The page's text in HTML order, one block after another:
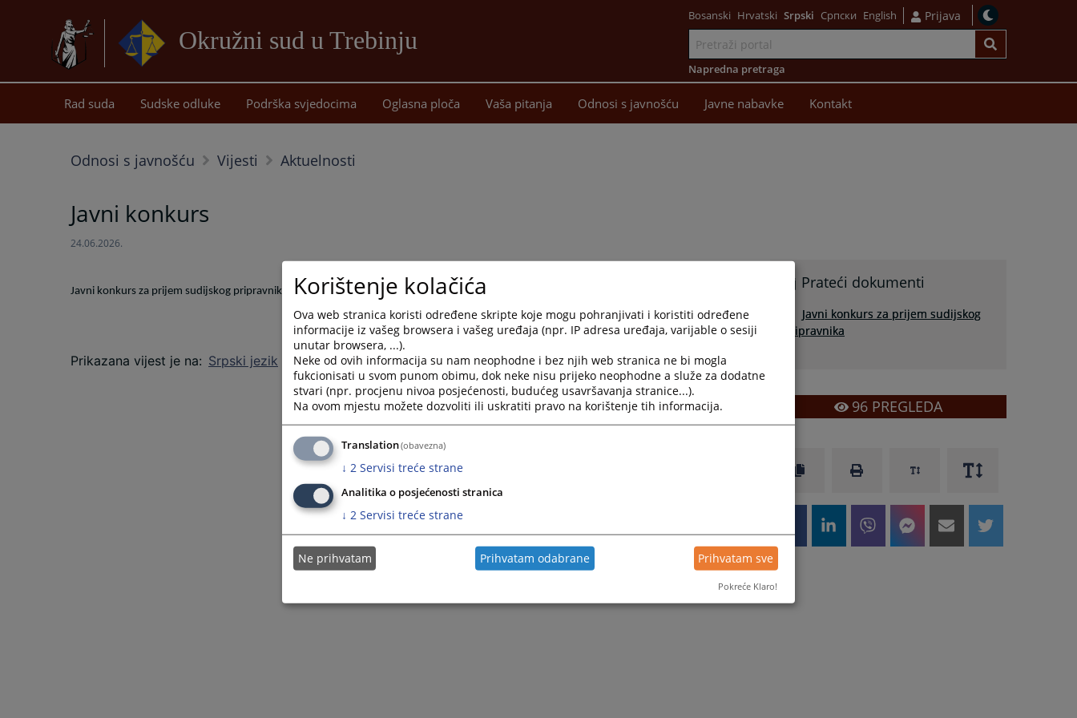
Okružni sud u Trebinju
sadržaj
Bosanski Hrvatski Srpski Српски English Prijava
Napredna pretraga
Rad suda Sudske odluke Podrška svjedocima Oglasna ploča Vaša pitanja Odnosi s javnošću Javne nabavke Kontakt
Odnosi s javnošću Vijesti Aktuelnosti
Javni konkurs
24.06.2026.
Javni konkurs za prijem sudijskog pripravnika u Okružnom sudu u Trebinju.
Prikazana vijest je na: Srpski jezik
Prateći dokumenti
Javni konkurs za prijem sudijskog
pripravnika
96PREGLEDA
Korištenje kolačića
Ova web stranica koristi određene skripte koje mogu pohranjivati i koristiti određene
informacije iz vašeg browsera i vašeg uređaja (npr. IP adresa uređaja, varijable o sesiji
unutar browsera, ...).
Neke od ovih informacija su nam neophodne i bez njih web stranica ne bi mogla
fukcionisati u svom punom obimu, dok neke nisu prijeko neophodne a služe za dodatne
stvari (npr. procjenu nivoa posjećenosti, budućeg usavršavanja stranice...).
Na ovom mjestu možete dozvoliti ili uskratiti pravo na korištenje tih informacija.
Translation(obavezna)
↓ 2 Servisi treće strane
Analitika o posjećenosti stranica
↓ 2 Servisi treće strane
Ne prihvatam Prihvatam odabrane Prihvatam sve
Pokreće Klaro!